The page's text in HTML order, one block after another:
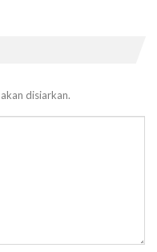
disiarkan.